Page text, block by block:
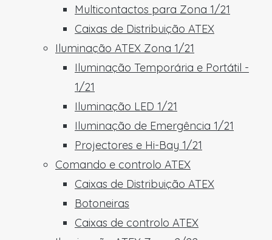
Multicontactos para Zona 1/21
Caixas de Distribuição ATEX
Iluminação ATEX Zona 1/21
Iluminação Temporária e Portátil -
1/21
Iluminação LED 1/21
Iluminação de Emergência 1/21
Projectores e Hi-Bay 1/21
Comando e controlo ATEX
Caixas de Distribuição ATEX
Botoneiras
Caixas de controlo ATEX